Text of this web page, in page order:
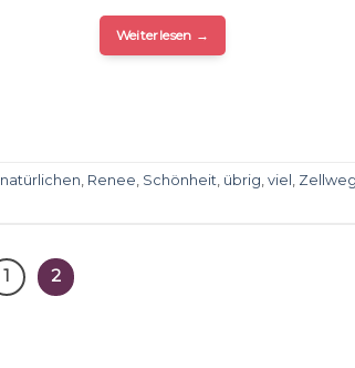
Weiterlesen →
natürlichen, Renee, Schönheit, übrig, viel ,
1 2